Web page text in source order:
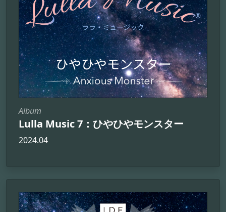
Album
Lulla Music 7：ひやひやモンスター
2024.04